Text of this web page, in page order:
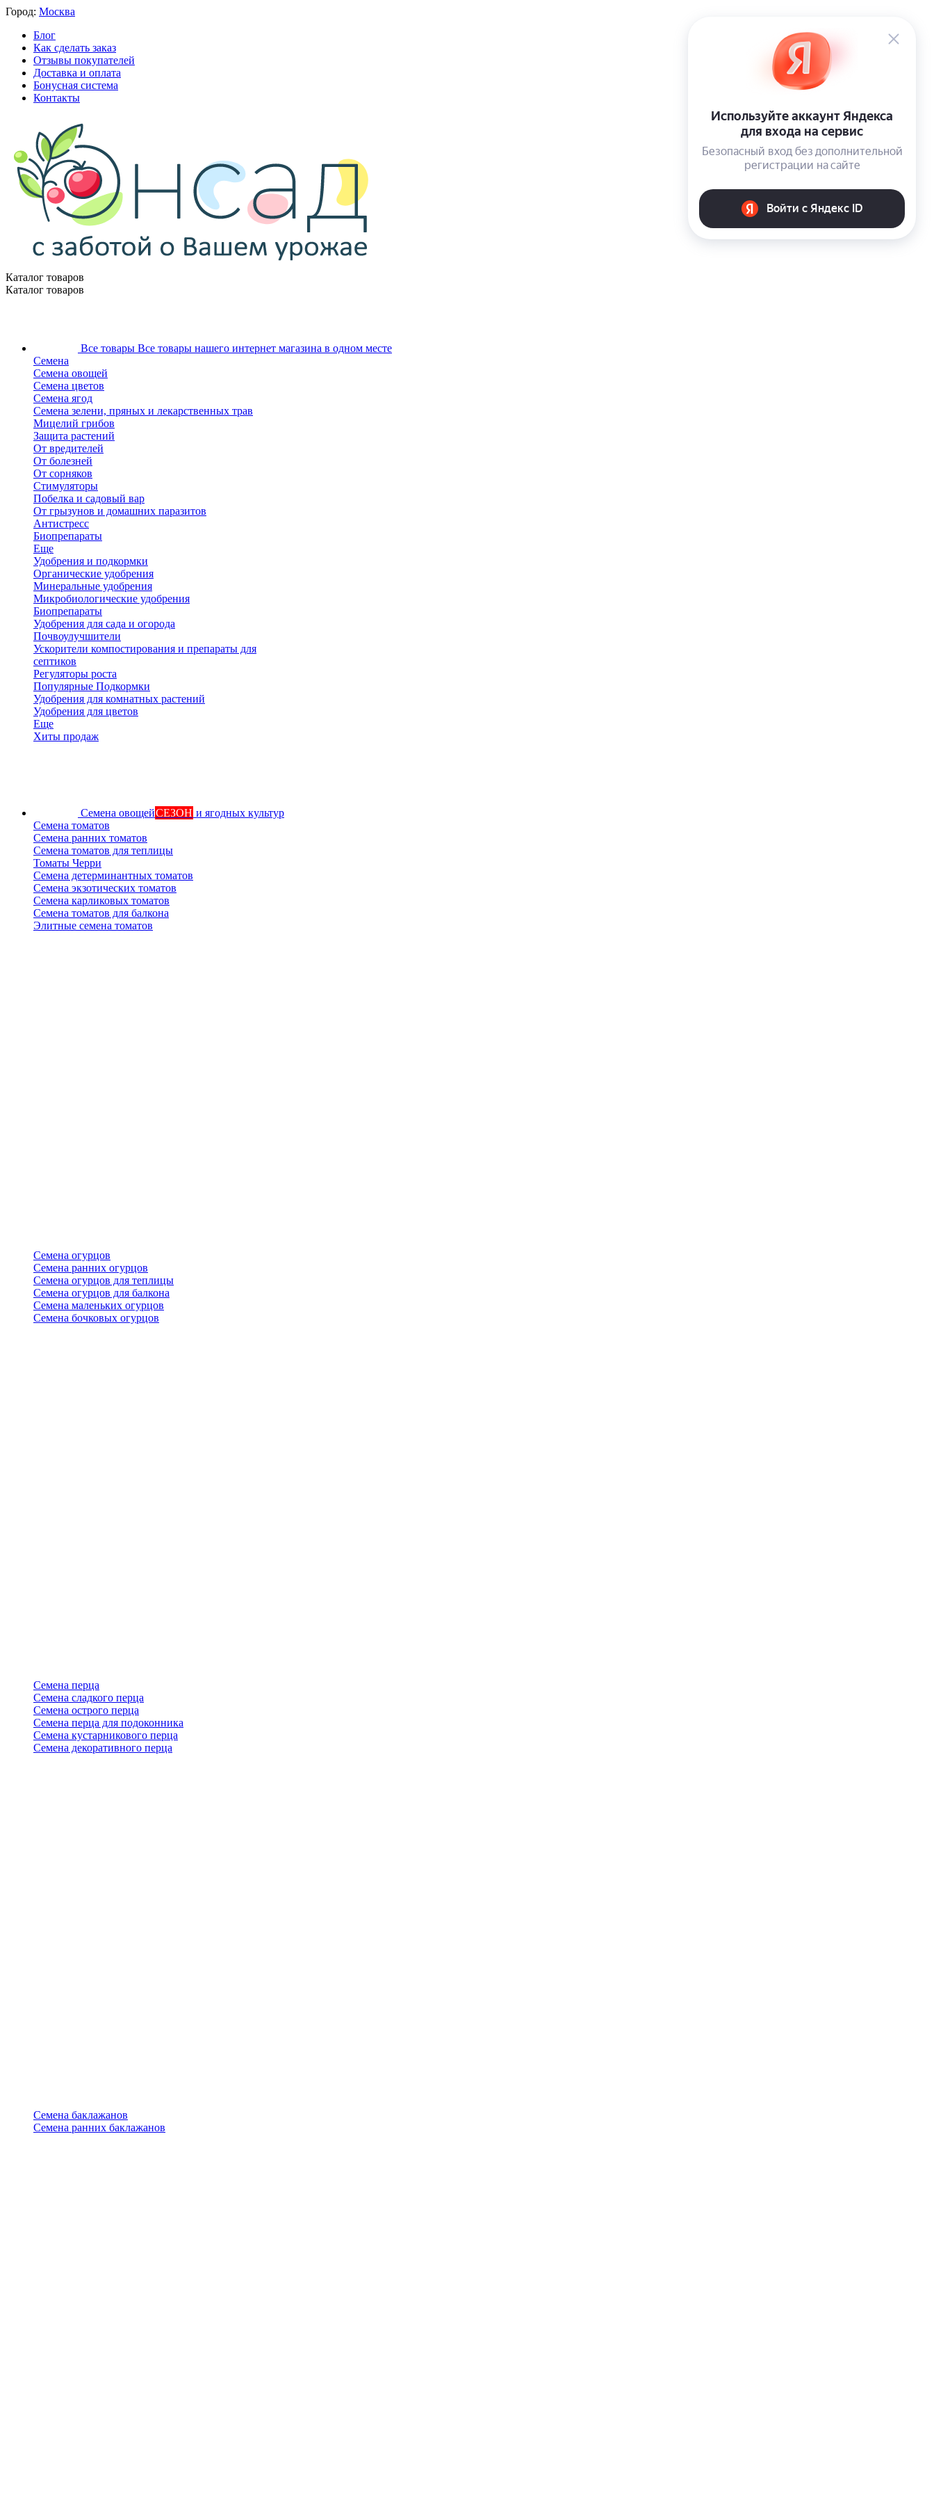
Город: Москва
Блог
Как сделать заказ
Отзывы покупателей
Доставка и оплата
Бонусная система
Контакты
Каталог товаров
Каталог товаров
Все товары Все товары нашего интернет магазина в одном месте
Семена
Семена овощей
Семена цветов
Семена ягод
Семена зелени, пряных и лекарственных трав
Мицелий грибов
Защита растений
От вредителей
От болезней
От сорняков
Стимуляторы
Побелка и садовый вар
От грызунов и домашних паразитов
Антистресс
Биопрепараты
Еще
Удобрения и подкормки
Органические удобрения
Минеральные удобрения
Микробиологические удобрения
Биопрепараты
Удобрения для сада и огорода
Почвоулучшители
Ускорители компостирования и препараты для
септиков
Регуляторы роста
Популярные Подкормки
Удобрения для комнатных растений
Удобрения для цветов
Еще
Хиты продаж
Семена овощейСЕЗОН и ягодных культур
Семена томатов
Семена ранних томатов
Семена томатов для теплицы
Томаты Черри
Семена детерминантных томатов
Семена экзотических томатов
Семена карликовых томатов
Семена томатов для балкона
Элитные семена томатов
Семена огурцов
Семена ранних огурцов
Семена огурцов для теплицы
Семена огурцов для балкона
Семена маленьких огурцов
Семена бочковых огурцов
Семена перца
Семена сладкого перца
Семена острого перца
Семена перца для подоконника
Семена кустарникового перца
Семена декоративного перца
Семена баклажанов
Семена ранних баклажанов